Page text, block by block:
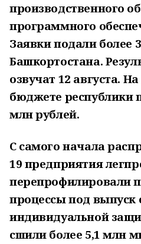
производственного
программного
Заявки подали более
Башкортостана.
озвучат 12 августа.
бюджете республики
млн рублей.
С самого начала
19 предприятия
перепрофилировали
процессы под выпуск
индивидуальной
сшили более 5,1 млн